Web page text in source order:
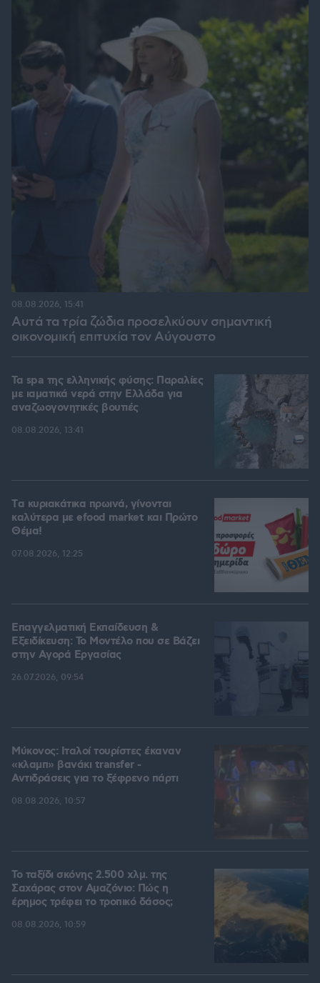
Αυτά τα τρία ζώδια προσελκύουν σημαντική
οικονομική επιτυχία τον Αύγουστο
08.08.2026, 15:41
Τα spa της ελληνικής φύσης: Παραλίες
με ιαματικά νερά στην Ελλάδα για
αναζωογονητικές βουτιές
08.08.2026, 13:41
Tα κυριακάτικα πρωινά, γίνονται
καλύτερα με efood market και Πρώτο
Θέμα!
07.08.2026, 12:25
Επαγγελματική Εκπαίδευση &
Εξειδίκευση: Το Mοντέλο που σε Bάζει
στην Aγορά Eργασίας
26.07.2026, 09:54
Μύκονος: Ιταλοί τουρίστες έκαναν
«κλαμπ» βανάκι transfer -
Αντιδράσεις για το ξέφρενο πάρτι
08.08.2026, 10:57
Το ταξίδι σκόνης 2.500 χλμ. της
Σαχάρας στον Αμαζόνιο: Πώς η
έρημος τρέφει το τροπικό δάσος;
08.08.2026, 10:59